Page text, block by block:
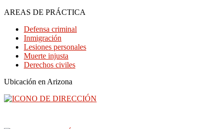
AREAS DE PRÁCTICA
Defensa criminal
Inmigración
Lesiones personales
Muerte injusta
Derechos civiles
Ubicación en Arizona